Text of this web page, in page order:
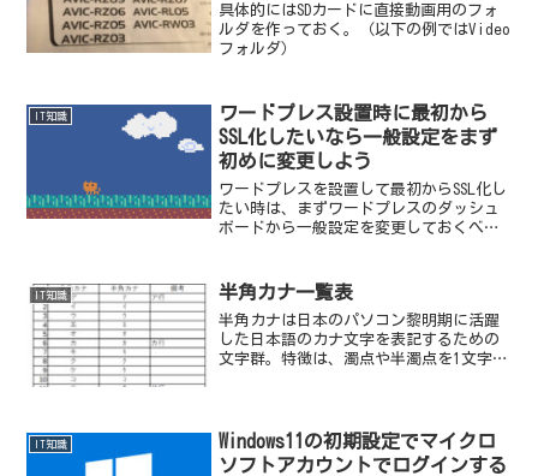
具体的にはSDカードに直接動画用のフォ
ルダを作っておく。（以下の例ではVideo
フォルダ）
IT知識
ワードプレス設置時に最初から
SSL化したいなら一般設定をまず
初めに変更しよう
ワードプレスを設置して最初からSSL化し
たい時は、まずワードプレスのダッシュ
ボードから一般設定を変更しておくべ
てしまってから後でSSL化するとあとあと
変更場所が多くて面...
IT知識 半角カナ一覧表
半角カナは日本のパソコン黎明期に活躍
した日本語のカナ文字を表記するための
文字群。特徴は、濁点や半濁点を1文字と
IT知識
Windows11の初期設定でマイクロ
ソフトアカウントでログインする